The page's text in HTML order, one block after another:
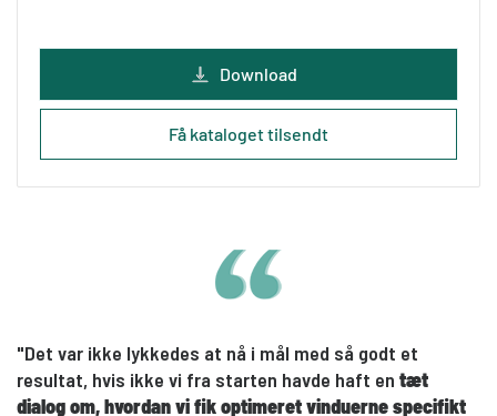
Download
Få kataloget tilsendt
"Det var ikke lykkedes at nå i mål med så godt et
resultat, hvis ikke vi fra starten havde haft en tæt
dialog om, hvordan vi fik optimeret vinduerne specifikt